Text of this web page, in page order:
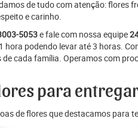
de tudo com atenção: flores
e carinho.
5053e fale com nossa equipe
hora podendo levar até 3 horas.
cada família. Operamos com
para
de flores que destacamos para